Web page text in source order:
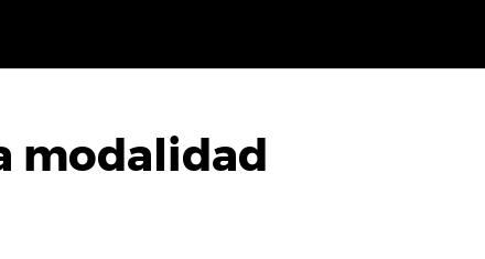
modalidad